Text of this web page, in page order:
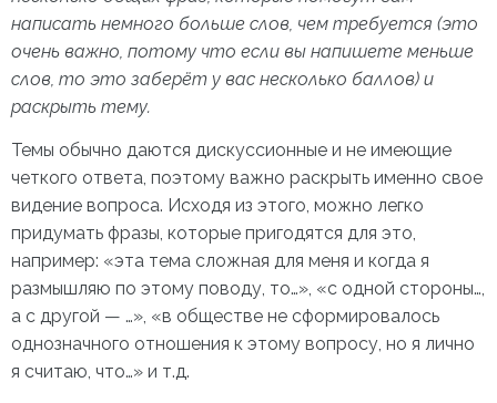
написать немного больше слов, чем требуется (это
очень важно, потому что если вы напишете меньше
слов, то это заберёт у вас несколько баллов) и
раскрыть тему.
Темы обычно даются дискуссионные и не имеющие
четкого ответа, поэтому важно раскрыть именно свое
видение вопроса. Исходя из этого, можно легко
придумать фразы, которые пригодятся для это,
например: «эта тема сложная для меня и когда я
размышляю по этому поводу, то…», «с одной стороны…,
а с другой — …», «в обществе не сформировалось
однозначного отношения к этому вопросу, но я лично
я считаю, что…» и т.д.